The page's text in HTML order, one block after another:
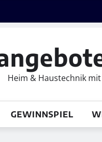
Heim & Haustechnik
GEWINNSPIEL